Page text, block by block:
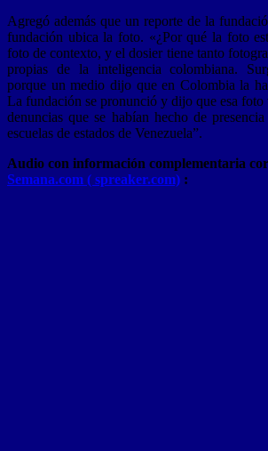
Agregó además que un reporte de la
fundación ubica la foto. «¿Por qué la foto
foto de contexto, y el dosier tiene tanto
propias de la inteligencia colombiana.
porque un medio dijo que en Colombia la
La fundación se pronunció y dijo que esa foto
denuncias que se habían hecho de
escuelas de estados de Venezuela”.
Audio con información complementaria
Semana.com ( spreaker.com) :